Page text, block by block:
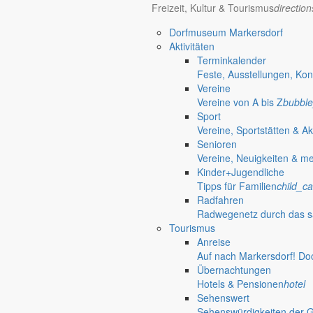
Freizeit, Kultur & Tourismus
Dorfmuseum Markersdorf
Aktivitäten
Terminkalender
Feste, Ausstellungen,
Vereine
Vereine von A bis Z
Sport
Vereine, Sportstätten &
Senioren
Vereine, Neuigkeiten &
Kinder+Jugendliche
Tipps für Familien
Radfahren
Radwegenetz durch das
Tourismus
Anreise
Auf nach Markersdorf!
Übernachtungen
Hotels & Pensionenhotel
Sehenswert
Unser Beratungsbus in Markersdorf
70 Jahre Jubiläumsturniere
Kinderhaus „Wirbelwind“ lädt regelmäßig zur Schnupper- und
Spielend die Kinderkrippe kennenlernen
Das Kinderhaus „Wirbelwind“ lädt Kinder von null bis drei Jahren
An zentralen Punkten in der Gemeinde Markersdorf
Errichtung von zwei Fahrrad-
Auf Anregung von Einwohnern sollen in den Ortsteilen Markersdorf
Mitglieder- und Wahlveranstaltung